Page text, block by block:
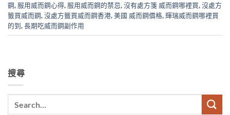
鋼, 服用威而鋼心得, 服用威而鋼的禁忌,沒有處方箋 威而鋼哪裡買,沒處方
籤買威而鋼,沒處方籤買威而鋼香港,美國 威而鋼價格,輝瑞威而鋼哪裡買
的到,長期吃威而鋼副作用
搜尋